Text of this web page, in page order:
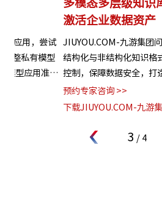
多模态多层级知识库权限管
激活企业数据资产
JIUYOU.COM-九游集团问学支持文本
结构化与非结构化知识格式有效整合
控制，保障数据安全，打造企业级私
预约专家咨询 >>
下载JIUYOU.COM-九游集团问学介绍
3 / 4